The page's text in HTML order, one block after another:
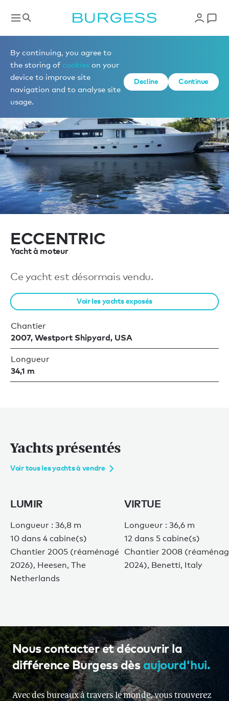
By continuing, you agree to
the storing of cookies on your
device to improve site
navigation and to analyse site
usage.
Decline Continue
Vendre un yacht
ECCENTRIC
Yacht à moteur
Ce yacht est désormais vendu.
Voir les yachts exposés
Chantier
2007, Westport Shipyard, USA
Longueur
34,1 m
Yachts présentés
Voir tous les yachts à vendre
LUMIR
Longueur : 36,8 m
10 dans 4 cabine(s)
Chantier 2005 (réaménagé
2026), Heesen, The
Netherlands
VIRTUE
Longueur : 36,6 m
12 dans 5 cabine(s)
Chantier 2008
2024), Benetti, Italy
Nous contacter et découvrir la
différence Burgess dèsaujourd'hui.
Avec des bureaux à travers le monde, vous trouverez